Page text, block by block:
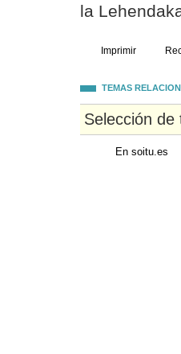
la
Imprimir
TEMAS
Selección
En soitu.es